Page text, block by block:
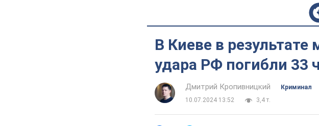
В Киеве в результате
удара РФ погибли 33
Дмитрий Кропивницкий
Криминал
10.07.2024 13:52
3,4 т.